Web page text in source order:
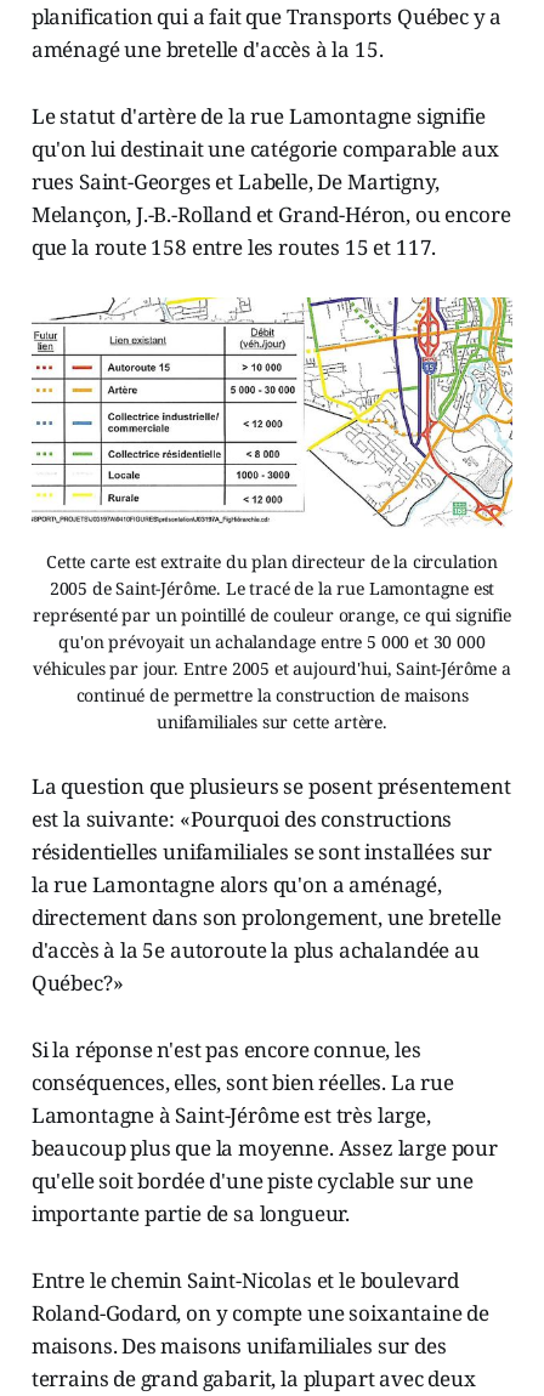
planification qui a fait que Transports Québec y a
aménagé une bretelle d'accès à la 15.
Le statut d'artère de la rue Lamontagne signifie
qu'on lui destinait une catégorie comparable aux
rues Saint-Georges et Labelle, De Martigny,
Melançon, J.-B.-Rolland et Grand-Héron, ou encore
que la route 158 entre les routes 15 et 117.
Cette carte est extraite du plan directeur de la circulation
2005 de Saint-Jérôme. Le tracé de la rue Lamontagne est
représenté par un pointillé de couleur orange, ce qui signifie
qu'on prévoyait un achalandage entre 5 000 et 30 000
véhicules par jour. Entre 2005 et aujourd'hui, Saint-Jérôme a
continué de permettre la construction de maisons
unifamiliales sur cette artère.
La question que plusieurs se posent présentement
est la suivante: «Pourquoi des constructions
résidentielles unifamiliales se sont installées sur
la rue Lamontagne alors qu'on a aménagé,
directement dans son prolongement, une bretelle
d'accès à la 5e autoroute la plus achalandée au
Québec?»
Si la réponse n'est pas encore connue, les
conséquences, elles, sont bien réelles. La rue
Lamontagne à Saint-Jérôme est très large,
beaucoup plus que la moyenne. Assez large pour
qu'elle soit bordée d'une piste cyclable sur une
importante partie de sa longueur.
Entre le chemin Saint-Nicolas et le boulevard
Roland-Godard, on y compte une soixantaine de
maisons. Des maisons unifamiliales sur des
terrains de grand gabarit, la plupart avec deux